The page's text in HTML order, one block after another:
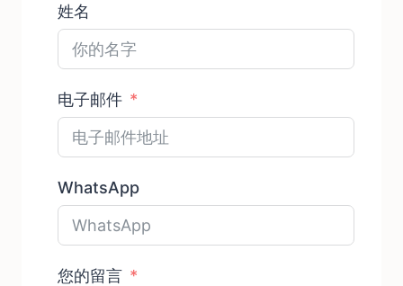
姓名
电子邮件
WhatsApp
您的留言